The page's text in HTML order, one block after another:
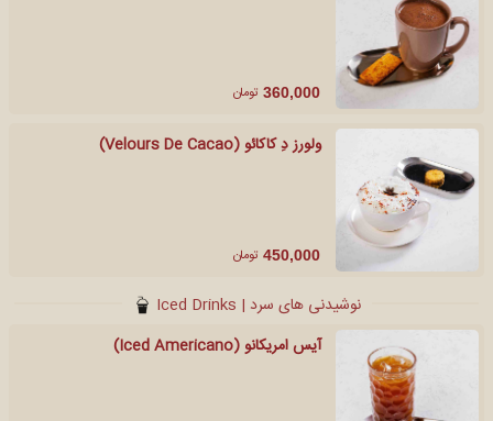
360,000 تومان
ولورز دِ کاکائو (Velours De Cacao)
450,000 تومان
نوشیدنی های سرد | Iced Drinks
آیس امریکانو (Iced Americano)